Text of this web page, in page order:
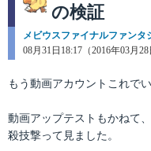
の検証
カ
テ
リ
メビウスファイナルファンタ
08月31日18:17（2016年03月28
もう動画アカウントこれで
動画アップテストもかねて
殺技撃って見ました。